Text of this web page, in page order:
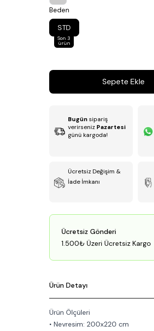
Beden
STD
Son 3
ürün
Sepete Ekle
Bugün sipariş
verirseniz Pazartesi
günü kargoda!
Ücretsiz Değişim &
İade İmkanı
Ücretsiz Gönderi
1.500₺ Üzeri Ücretsiz Kargo
Ürün Detayı
Ürün Ölçüleri
• Nevresim: 200x220 cm